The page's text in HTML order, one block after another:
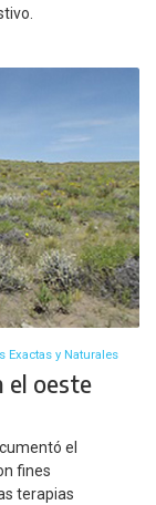
Exactas y Naturales
el oeste
el
fines
terapias